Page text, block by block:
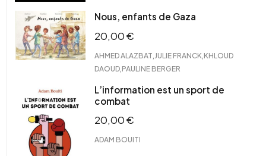
Nous, enfants de Gaza
20,00€
AHMED ALAZBAT JULIE FRANCK KHLOUD
DAOUD PAULINE BERGER
L’information est un sport de
combat
20,00€
ADAM BOUITI